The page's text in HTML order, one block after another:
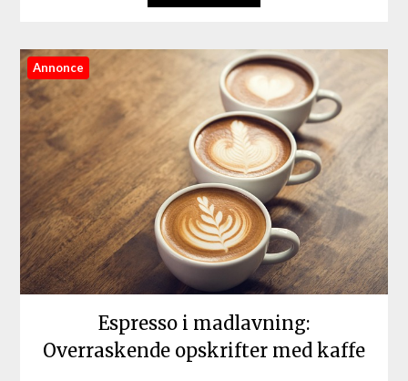
Annonce
Espresso i madlavning:
Overraskende opskrifter med kaffe